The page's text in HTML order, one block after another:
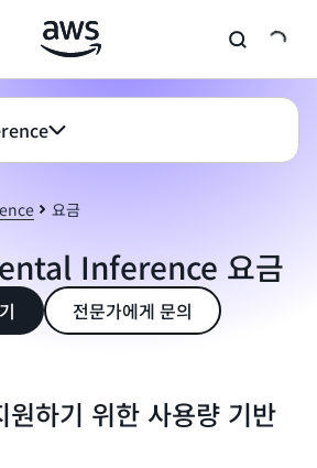
요금
Inference 요금
전문가에게 문의
원하기 위한 사용량 기반